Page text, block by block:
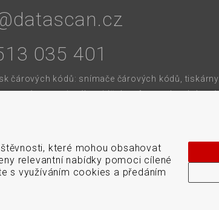
035 401
čárových kódů: snímače čárových kódů, tiskárny
systémy strojového vidění, software, bezdrátové
tiskárny samolepicích štítků a etiket.
které mohou obsahovat
relevantní nabídky pomoci cílené
s využíváním cookies a předáním